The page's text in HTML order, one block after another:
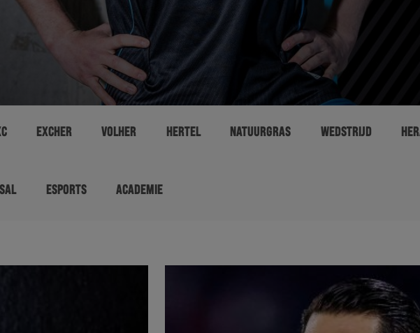
EXCHER VOLHER HERTEL NATUURGRAS WEDSTRIJD
ESPORTS ACADEMIE